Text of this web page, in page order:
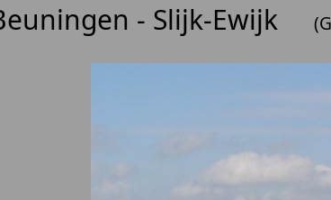
- Slijk-Ewijk